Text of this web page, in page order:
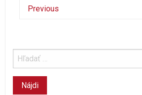
Previous